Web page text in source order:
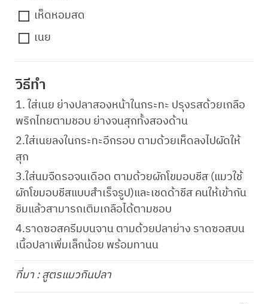
เห็ดหอมสด
เนย
วิธีทำ
1. ใส่เนย ย่างปลาสองหน้าในกระทะ ปรุงรสด้วยเกลือ
พริกไทยตามชอบ ย่างจนสุกทั้งสองด้าน
2.ใส่เนยลงในกระทะอีกรอบ ตามด้วยเห็ดลงไปผัดให้
สุก
3.ใส่นมจืดรอจนเดือด ตามด้วยผักโขมอบชีส (แมวใช้
ผักโขมอบชีสแบบสำเร็จรูป)และเชดด้าชีส คนให้เข้ากัน
ชิมแล้วสามารถเติมเกลือได้ตามชอบ
4.ราดซอสครีมบนจาน ตามด้วยปลาย่าง ราดซอสบน
เนื้อปลาเพิ่มเล็กน้อย พร้อมทานน
ที่มา : สูตรแมวกินปลา